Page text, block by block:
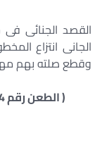
القصد الجنائى
الجانى انتزاع
وقطع صلته بهم
( الطعن رقم 344 سنة 31 ق ، جلسة 22/5/1961 )